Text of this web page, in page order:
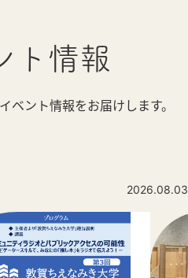
ト情報
ベント情報をお届けします。
2026.08.03